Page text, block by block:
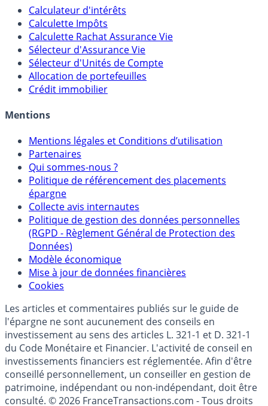
Outils
Calculateur d'intérêts
Calculette Impôts
Calculette Rachat Assurance Vie
Sélecteur d'Assurance Vie
Sélecteur d'Unités de Compte
Crédit immobilier
Mentions
Mentions légales et Conditions d’utilisation
Partenaires
Qui sommes-nous ?
Politique de référencement des placements
épargne
Collecte avis internautes
Politique de gestion des données personnelles
(RGPD - Règlement Général de Protection des
Données)
Modèle économique
Cookies
Les articles et commentaires publiés sur le guide de
l'épargne ne sont aucunement des conseils en
investissement au sens des articles L. 321-1 et D. 321-1
du Code Monétaire et Financier. L'activité de conseil en
investissements financiers est réglementée. Afin d'être
conseillé personnellement, un conseiller en gestion de